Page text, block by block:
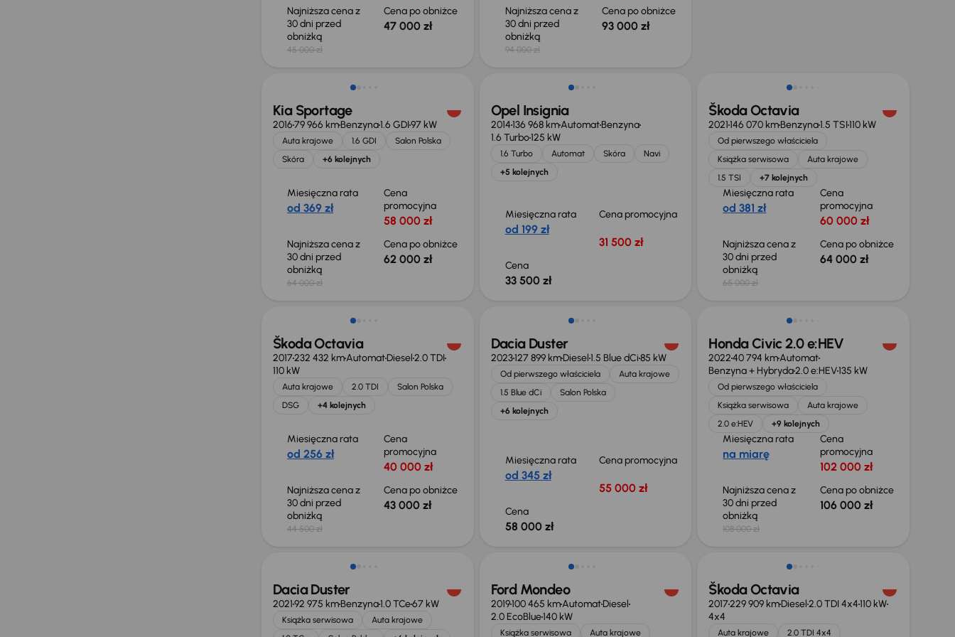
Najniższa cena z
30 dni przed
obniżką
45 000 zł
Cena po obniżce
47 000 zł
Najniższa cena z
30 dni przed
obniżką
94 000 zł
Cena po obniżce
93 000 zł
Taniej o 2 000 zł
Kia Sportage
201679 966 kmBenzyna1.6 GDI97 kW
Auta krajowe 1.6 GDI
Salon Polska
Skóra
+6 kolejnych
Miesięczna rata
od 369 zł
Cena
promocyjna
58 000 zł
Najniższa cena z
30 dni przed
obniżką
64 000 zł
Cena po obniżce
62 000 zł
Opel Insignia
2014136 968 kmAutomatBenzyna
1.6 Turbo125 kW
1.6 Turbo Automat Skóra
Navi
+5 kolejnych
Miesięczna rata
od 199 zł
Cena promocyjna
31 500 zł
Cena
33 500 zł
Škoda Octavia
2021146 070 kmBenzyna1.5 TSI110 kW
Od pierwszego właściciela
Książka serwisowa
Auta krajowe
1.5 TSI
+7 kolejnych
Miesięczna rata
od 381 zł
Cena
promocyjna
60 000 zł
Najniższa cena z
30 dni przed
obniżką
65 000 zł
Cena po obniżce
64 000 zł
Taniej o 1 500 zł
Škoda Octavia
2017232 432 kmAutomatDiesel2.0 TDI
110 kW
Auta krajowe 2.0 TDI
Salon Polska
DSG
+4 kolejnych
Miesięczna rata
od 256 zł
Cena
promocyjna
40 000 zł
Najniższa cena z
30 dni przed
obniżką
44 500 zł
Cena po obniżce
43 000 zł
Możliwość odliczenia VAT
Dacia Duster
2023127 899 kmDiesel1.5 Blue dCi85 kW
Od pierwszego właściciela
Auta krajowe
1.5 Blue dCi
Salon Polska
+6 kolejnych
Miesięczna rata
od 345 zł
Cena promocyjna
55 000 zł
Cena
58 000 zł
Taniej o 2 000 zł
Honda Civic 2.0 e:HEV
202240 794 kmAutomat
Benzyna + Hybryda2.0 e:HEV135 kW
Od pierwszego właściciela
Książka serwisowa
Auta krajowe
2.0 e:HEV
+9 kolejnych
Miesięczna rata
na miarę
Cena
promocyjna
102 000 zł
Najniższa cena z
30 dni przed
obniżką
108 000 zł
Cena po obniżce
106 000 zł
Taniej o 700 zł
Dacia Duster
202192 975 kmBenzyna1.0 TCe67 kW
Książka serwisowa
Auta krajowe
Ford Mondeo
2019100 465 kmAutomatDiesel
2.0 EcoBlue140 kW
Książka serwisowa Auta krajowe
Škoda Octavia
2017229 909 kmDiesel2.0 TDI 4x4110 kW
4x4
Auta krajowe 2.0 TDI 4x4